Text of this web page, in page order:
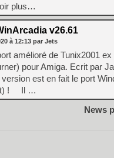
plus…
v26.61
à 12:13 par Jets
amélioré de Tunix2001 ex
pour Amiga. Ecrit par
est en fait le port
! Il …
News